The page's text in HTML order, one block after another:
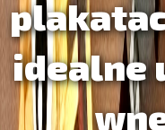
idealne